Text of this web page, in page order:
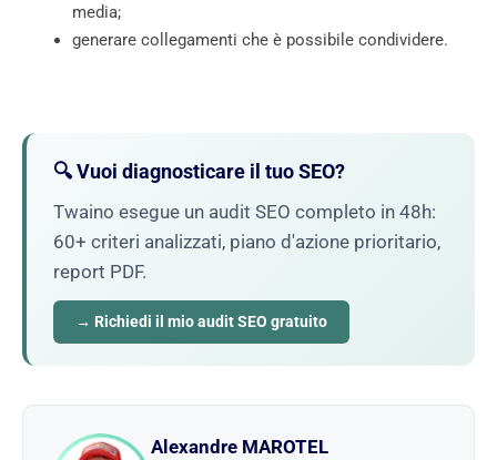
media;
generare collegamenti che è possibile condividere.
🔍 Vuoi diagnosticare il tuo SEO?
Twaino esegue un audit SEO completo in 48h:
60+ criteri analizzati, piano d'azione prioritario,
report PDF.
→ Richiedi il mio audit SEO gratuito
Alexandre MAROTEL